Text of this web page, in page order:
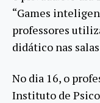
“Games
professores
didático nas
No dia 16, o
Instituto de